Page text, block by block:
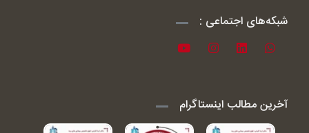
شبکه‌های اجتماعی :
آخرین مطالب اینستاگرام